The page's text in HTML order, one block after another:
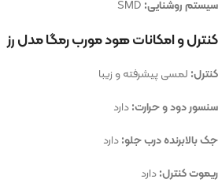
سیستم روشنایی:
کنترل و امکانات هود مورب رمگا مدل رز
کنترل: لمسی پیشرفته و زیبا
سنسور دود و حرارت:دارد
جک بالابرنده درب جلو:دارد
ریموت کنترل:دارد